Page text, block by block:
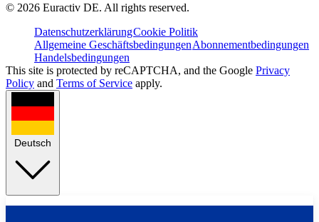
© 2026 Euractiv DE. All rights reserved.
DatenschutzerklärungCookie Politik
Allgemeine GeschäftsbedingungenAbonnementbedingungen
Handelsbedingungen
This site is protected by reCAPTCHA, and the Google Privacy
Policy and Terms of Service apply.
Deutsch